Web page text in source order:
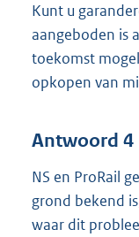
Kunt u
aangeboden is
toekomst
opkopen van
Antwoord 4
NS en ProRail
grond bekend
waar dit